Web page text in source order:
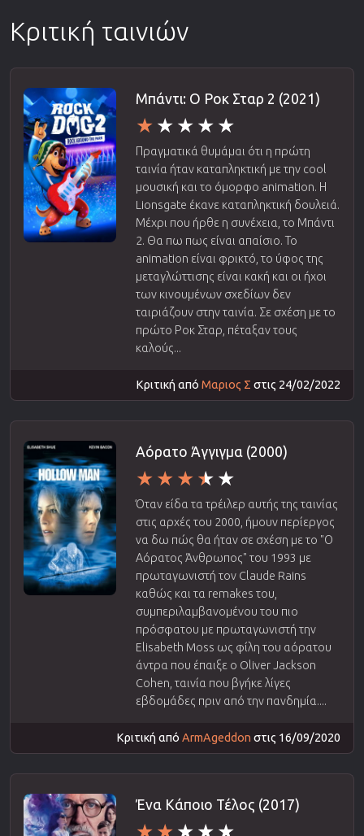
Κριτική ταινιών
Μπάντι: Ο Ροκ Σταρ 2 (2021)
Πραγματικά θυμάμαι ότι η πρώτη
ταινία ήταν καταπληκτική με την cool
μουσική και το όμορφο animation. Η
Lionsgate έκανε καταπληκτική δουλειά.
Μέχρι που ήρθε η συνέχεια, το Μπάντι
2. Θα πω πως είναι απαίσιο. Το
animation είναι φρικτό, το ύφος της
μεταγλώττισης είναι κακή και οι ήχοι
των κινουμένων σχεδίων δεν
ταιριάζουν στην ταινία. Σε σχέση με το
πρώτο Ροκ Σταρ, πέταξαν τους
καλούς...
Κριτική από Μαριος Σ στις 24/02/2022
Αόρατο Άγγιγμα (2000)
Όταν είδα τα τρέιλερ αυτής της ταινίας
στις αρχές του 2000, ήμουν περίεργος
να δω πώς θα ήταν σε σχέση με το "Ο
Αόρατος Άνθρωπος" του 1993 με
πρωταγωνιστή τον Claude Rains
καθώς και τα remakes του,
συμπεριλαμβανομένου του πιο
πρόσφατου με πρωταγωνιστή την
Elisabeth Moss ως φίλη του αόρατου
άντρα που έπαιξε ο Oliver Jackson
Cohen, ταινία που βγήκε λίγες
εβδομάδες πριν από την πανδημία....
Κριτική από ArmAgeddon στις 16/09/2020
Ένα Κάποιο Τέλος (2017)